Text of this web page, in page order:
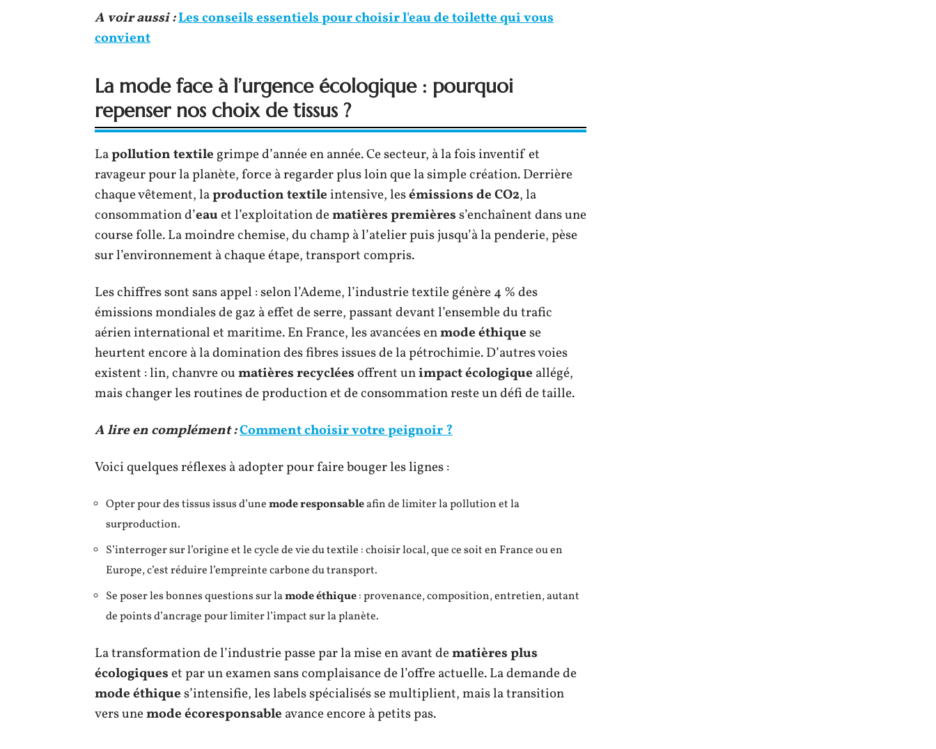
A voir aussi :Les conseils essentiels pour choisir l'eau de toilette qui vous
convient
La mode face à l’urgence écologique : pourquoi
repenser nos choix de tissus ?
Lapollution textile grimpe d’année en année. Ce secteur, à la fois inventif et
ravageur pour la planète, force à regarder plus loin que la simple création. Derrière
chaque vêtement, laproduction textileintensive, lesémissions de CO2, la
consommation d’eauet l’exploitation dematières premièress’enchaînent dans une
course folle. La moindre chemise, du champ à l’atelier puis jusqu’à la penderie, pèse
sur l’environnement à chaque étape, transport compris.
Les chiffres sont sans appel : selon l’Ademe, l’industrie textile génère 4 % des
émissions mondiales de gaz à effet de serre, passant devant l’ensemble du trafic
aérien international et maritime. En France, les avancées enmode éthiquese
heurtent encore à la domination des fibres issues de la pétrochimie. D’autres voies
existent : lin, chanvre oumatières recycléesoffrent unimpact écologique allégé,
mais changer les routines de production et de consommation reste un défi de taille.
A lire en complément :Comment choisir votre peignoir ?
Voici quelques réflexes à adopter pour faire bouger les lignes :
Opter pour des tissus issus d’unemode responsableafin de limiter la pollution et la
surproduction.
S’interroger sur l’origine et le cycle de vie du textile : choisir local, que ce soit en France ou en
Europe, c’est réduire l’empreinte carbone du transport.
Se poser les bonnes questions sur lamode éthique: provenance, composition, entretien, autant
de points d’ancrage pour limiter l’impact sur la planète.
La transformation de l’industrie passe par la mise en avant dematières plus
écologiqueset par un examen sans complaisance de l’offre actuelle. La demande de
mode éthiques’intensifie, les labels spécialisés se multiplient, mais la transition
vers unemode écoresponsable avance encore à petits pas.